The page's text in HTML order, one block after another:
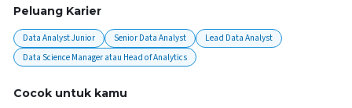
Peluang Karier
Data Analyst Junior Senior Data Analyst
Lead Data Analyst
Data Science Manager atau Head of Analytics
Cocok untuk kamu